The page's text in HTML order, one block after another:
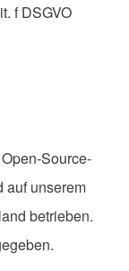
f DSGVO
Source-
auf unserem
betrieben.